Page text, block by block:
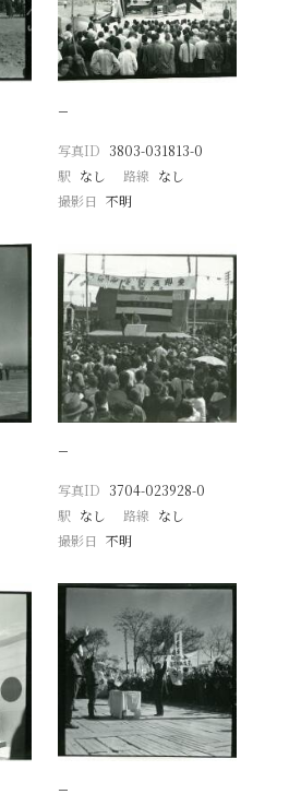
−
写真ID 3803-031813-0
駅 なし 路線 なし
撮影日 不明
−
写真ID 3704-023928-0
駅 なし 路線 なし
撮影日 不明
−